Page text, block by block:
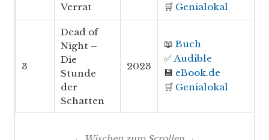
Verrat
🛒 Genialokal
3
Dead of
Night –
Die
Stunde
der
Schatten
2023
📖 Buch
✅Audible
💾 eBook.de
🛒 Genialokal